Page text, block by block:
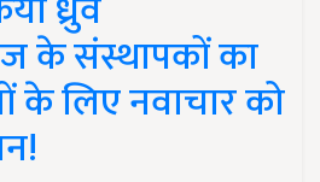
के संस्थापकों का
के लिए नवाचार को